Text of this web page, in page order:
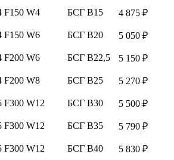
F150 W4 БСГ В15
4 875 ₽
F150 W6 БСГ В20
5 050 ₽
F200 W6 БСГ В22,5
5 150 ₽
F200 W8 БСГ В25
5 270 ₽
F300 W12 БСГ В30
5 500 ₽
F300 W12 БСГ В35
5 790 ₽
F300 W12 БСГ В40
5 830 ₽